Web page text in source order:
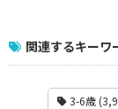
関連するキーワ
3-6歳